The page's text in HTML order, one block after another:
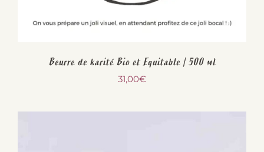
Beurre de karité Bio et Equitable | 500 ml
31,00€